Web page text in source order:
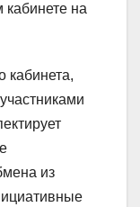
кабинете на
кабинета,
из